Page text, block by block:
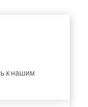
к нашим